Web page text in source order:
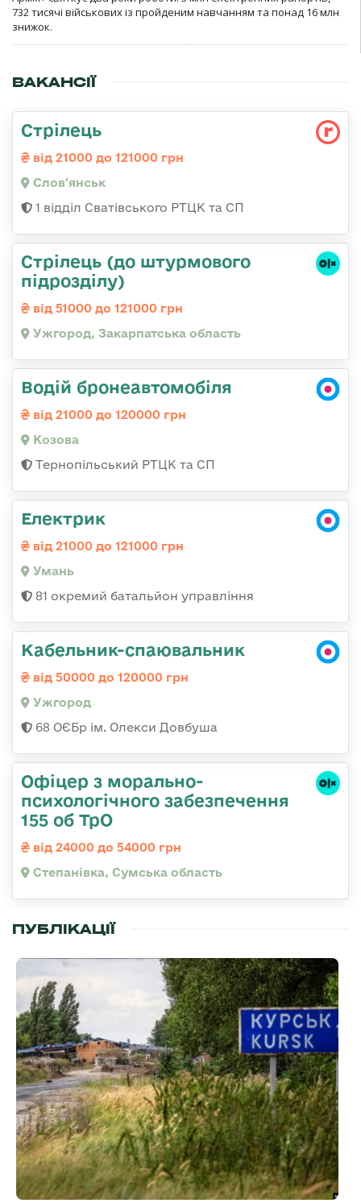
732 тисячі військових із пройденим навчанням та понад 16 млн
знижок.
ВАКАНСІЇ
Стрілець
від 21000 до 121000 грн
Слов'янськ
1 відділ Сватівського РТЦК та СП
Стрілець (до штурмового
підрозділу)
від 51000 до 121000 грн
Ужгород, Закарпатська область
Водій бронеавтомобіля
від 21000 до 120000 грн
Козова
Тернопільський РТЦК та СП
Електрик
від 21000 до 121000 грн
Умань
81 окремий батальйон управління
Кабельник-спаювальник
від 50000 до 120000 грн
Ужгород
68 ОЄБр ім. Олекси Довбуша
Офіцер з морально-
психологічного забезпечення
155 об ТрО
від 24000 до 54000 грн
Степанівка, Сумська область
ПУБЛІКАЦІЇ